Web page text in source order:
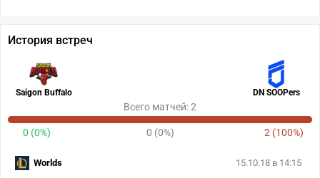
История встреч
Saigon Buffalo DN SOOPers
Всего матчей: 2
0 (0%) 0 (0%) 2 (100%)
15.10.18 в 14:15
Worlds